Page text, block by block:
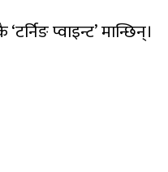
प्वाइन्ट’ मान्छिन्।